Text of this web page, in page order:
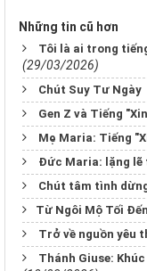
Những tin cũ hơn
Tôi là ai trong
(29/03/2026)
Chút Suy Tư Ngày
Gen Z và Tiếng
Mẹ Maria: Tiếng
Đức Maria: lặng lẽ
Chút tâm tình
​​​​​​​Từ Ngôi Mộ Tối
Trở về nguồn yêu
Thánh Giuse: